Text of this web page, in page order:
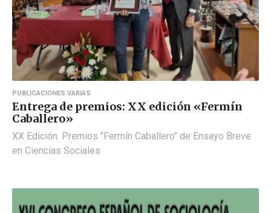
PUBLICACIONES VARIAS
Entrega de premios: XX edición «Fermín
Caballero»
XX Edición. Premios "Fermín Caballero" de Ensayo Breve
en Ciencias Sociales